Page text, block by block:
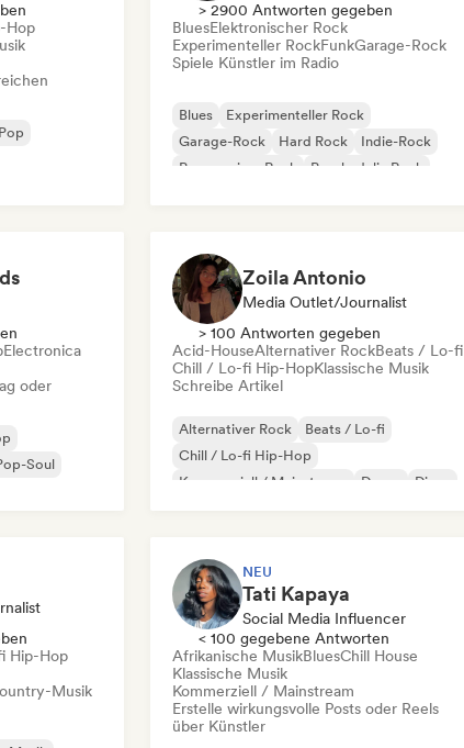
Hop
> 2900 Antworten gegeben
BluesElektronischer Rock
Experimenteller RockFunkGarage-Rock
Spiele Künstler im Radio
Blues
Experimenteller Rock
Garage-Rock
Hard Rock
Indie-Rock
Progressiver Rock
Psychedelic Rock
Electronica
oder
Soul
Zoila Antonio
Media Outlet/Journalist
> 100 Antworten gegeben
Acid-HouseAlternativer RockBeats / Lo-fi
Chill / Lo-fi Hip-HopKlassische Musik
Schreibe Artikel
Alternativer Rock
Beats / Lo-fi
Chill / Lo-fi Hip-Hop
Kommerziell / Mainstream
Dance
Disco
Hip-Hop
Musik
NEU
Tati Kapaya
Social Media Influencer
< 100 gegebene Antworten
Afrikanische MusikBluesChill House
Klassische Musik
Kommerziell / Mainstream
Erstelle wirkungsvolle Posts oder Reels
über Künstler